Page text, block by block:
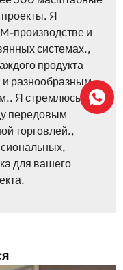
Я
производстве и
системах.,
продукта
разнообразным
Я стремлюсь
передовым
торговлей.,
для вашего